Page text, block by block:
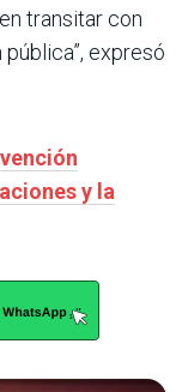
transitar con
expresó
y la